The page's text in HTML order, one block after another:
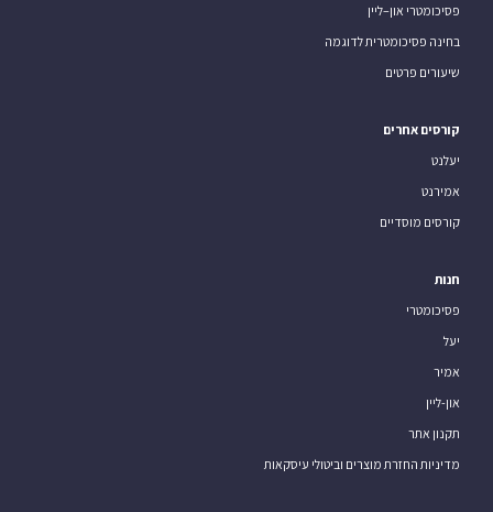
פסיכומטרי און–ליין
בחינה פסיכומטרית לדוגמה
שיעורים פרטים
קורסים אחרים
יעלנט
אמירנט
קורסים מוסדיים
חנות
פסיכומטרי
יעל
אמיר
און-ליין
תקנון אתר
מדיניות החזרת מוצרים וביטולי עיסקאות